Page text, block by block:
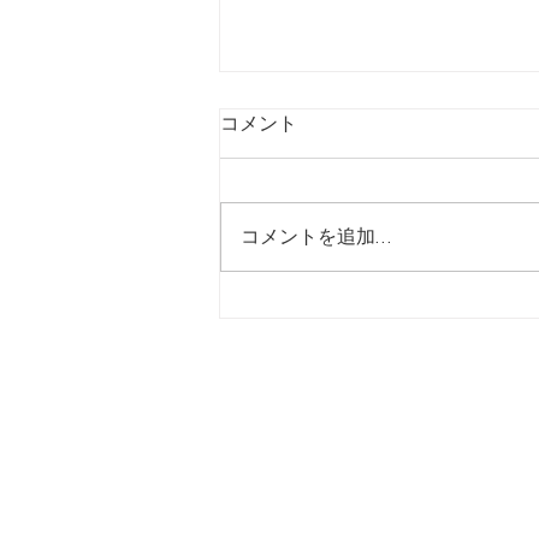
コメント
コメントを追加…